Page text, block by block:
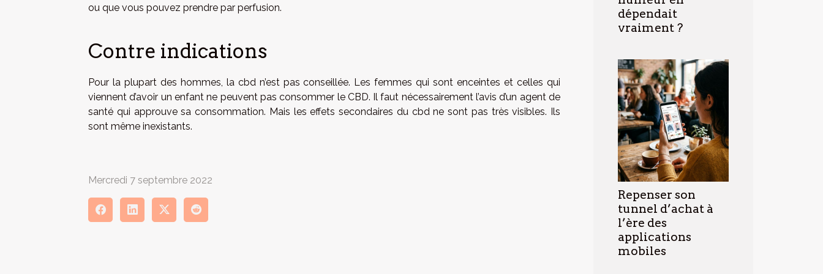
ou que vous pouvez prendre par perfusion.
Contre indications
Pour la plupart des hommes, la cbd n’est pas conseillée. Les femmes qui sont enceintes et celles qui
viennent d’avoir un enfant ne peuvent pas consommer le CBD. Il faut nécessairement l’avis d’un agent de
santé qui approuve sa consommation. Mais les effets secondaires du cbd ne sont pas très visibles. Ils
sont même inexistants.
Mercredi 7 septembre 2022
dépendait
vraiment ?
Repenser son
tunnel d’achat à
l’ère des
applications
mobiles